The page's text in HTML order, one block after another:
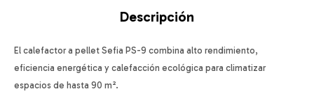
Descripción
El calefactor a pellet Sefia PS-9 combina alto rendimiento,
eficiencia energética y calefacción ecológica para climatizar
espacios de hasta 90 m².